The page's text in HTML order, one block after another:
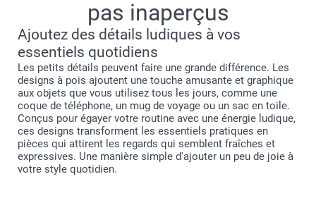
pas inaperçus
Ajoutez des détails ludiques à vos
essentiels quotidiens
Les petits détails peuvent faire une grande différence. Les
designs à pois ajoutent une touche amusante et graphique
aux objets que vous utilisez tous les jours, comme une
coque de téléphone, un mug de voyage ou un sac en toile.
Conçus pour égayer votre routine avec une énergie ludique,
ces designs transforment les essentiels pratiques en
pièces qui attirent les regards qui semblent fraîches et
expressives. Une manière simple d'ajouter un peu de joie à
votre style quotidien.